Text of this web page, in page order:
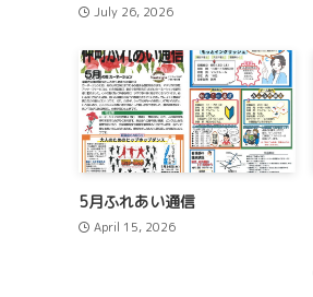
July 26, 2026
5月ふれあい通信
April 15, 2026